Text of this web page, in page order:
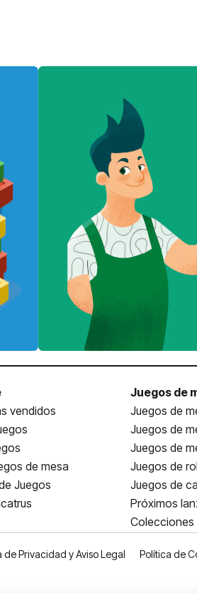
vendidos
de mesa
Juegos
Juegos de
Juegos de
Juegos de
Juegos de
Juegos de rol
Juegos de
Próximos
Colecciones
de Privacidad y Aviso Legal Política de